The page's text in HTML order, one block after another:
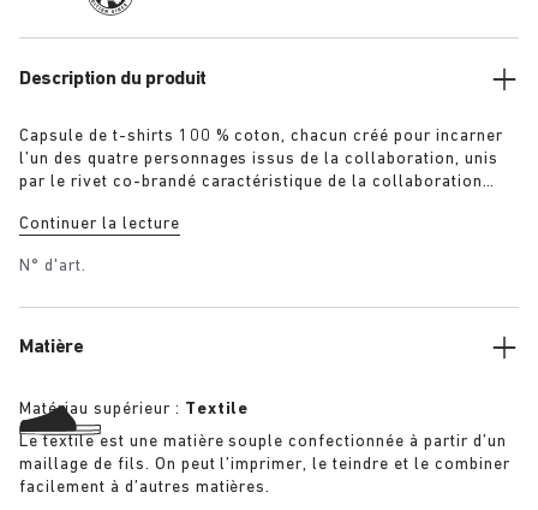
Description du produit
Capsule de t-shirts 100 % coton, chacun créé pour incarner
l’un des quatre personnages issus de la collaboration, unis
par le rivet co-brandé caractéristique de la collaboration
fleurs au crochet en vert armée surteint « The Artist » : t-
t-shirt délavé en noir surteint « The Collector » : t-shirt
Continuer la lecture
N° d'art.
Matière
Matériau supérieur : Textile
Le textile est une matière souple confectionnée à partir d’un
maillage de fils. On peut l’imprimer, le teindre et le combiner
facilement à d’autres matières.